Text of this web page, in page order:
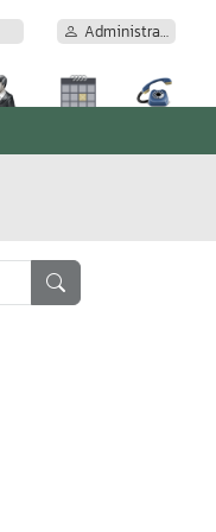
Administrator